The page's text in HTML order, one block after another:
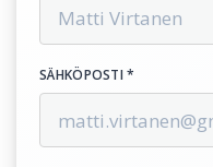
SÄHKÖPOSTI *